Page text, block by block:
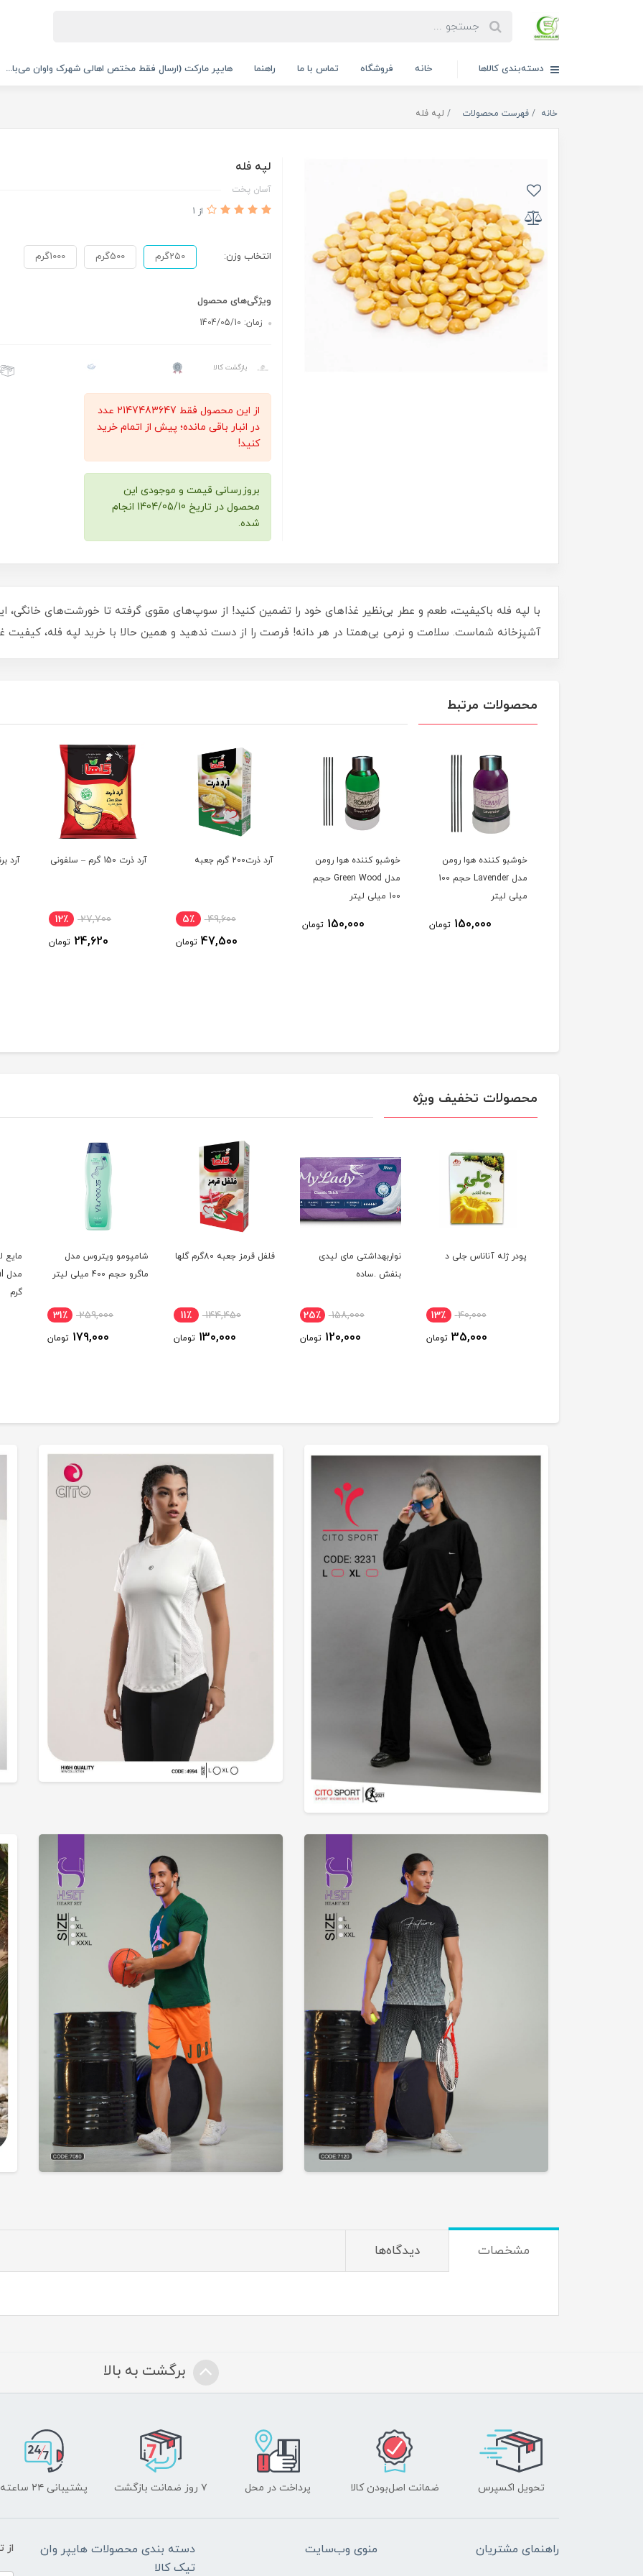
دسته‌بندی کالاها خانه فروشگاه تماس با ما راهنما هایپر مارکت (ارسال فقط مختص اهالی شهرک واوان می‌با...
خانه فهرست محصولات لپه فله
لپه فله
آسان پخت
از 1
انتخاب وزن: 250گرم 500گرم 1000گرم
ویژگی‌های محصول
زمان: 1404/05/10
بازگشت کالا
از این محصول فقط 2147483647 عدد
در انبار باقی مانده؛ پیش از اتمام خرید
کنید!
بروزرسانی قیمت و موجودی این
محصول در تاریخ 1404/05/10 انجام
شده.
با لپه فله باکیفیت، طعم و عطر بی‌نظیر غذاهای خود را تضمین کنید! از سوپ‌های مقوی گرفته تا خورشت‌های خانگی، این
آشپزخانه شماست. سلامت و نرمی بی‌همتا در هر دانه! فرصت را از دست ندهید و همین حالا با خرید لپه فله، کیفیت
محصولات مرتبط
خوشبو کننده هوا رومن
مدل Lavender حجم 100
میلی لیتر
150,000 تومان
خوشبو کننده هوا رومن
مدل Green Wood حجم
100 میلی لیتر
150,000 تومان
آرد ذرت200 گرم جعبه
49,600 5٪
47,500 تومان
آرد ذرت 150 گرم – سلفونی
27,700 12٪
24,620 تومان
آرد برنج 120
محصولات تخفیف ویژه
پودر ژله آناناس جلی د
40,000 13٪
35,000 تومان
نواربهداشتی مای لیدی
بنفش .ساده
158,000 25٪
120,000 تومان
فلفل قرمز جعبه 80گرم گلها
144,450 11٪
130,000 تومان
شامپومو ویتروس مدل
ماگرو حجم 400 میلی لیتر
259,000 31٪
179,000 تومان
مایع
گرم
مشخصات دیدگاه‌ها
برگشت به بالا
تحویل اکسپرس ضمانت اصل‌بودن کالا پرداخت در محل ۷ روز ضمانت بازگشت پشتیبانی ۲۴ ساعته
راهنمای مشتریان منوی وب‌سایت
دسته بندی محصولات هایپر وان
تیک کالا
از